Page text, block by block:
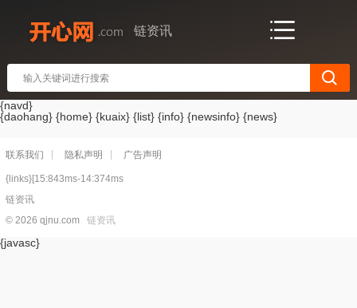
链资讯
{navd}
{daohang} {home} {kuaix} {list} {info} {newsinfo} {news}
联系我们 隐私声明 广告声明
{links}[15:843ms-14:374ms
链资讯
© 2026 qjnu.com 链资讯
{javasc}